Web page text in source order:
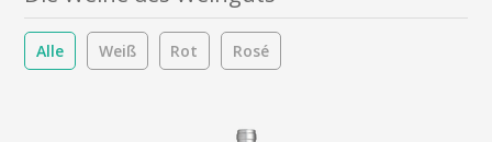
Alle Weiß Rot Rosé